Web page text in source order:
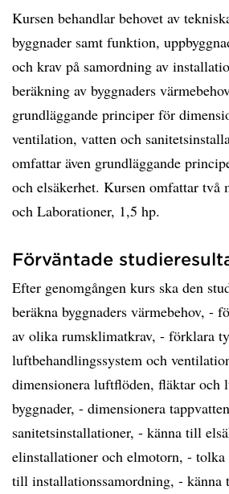
Kursen behandlar behovet av
byggnader samt funktion,
och krav på samordning av
beräkning av byggnaders
grundläggande principer för
ventilation, vatten och
omfattar även grundläggande
och elsäkerhet. Kursen omfattar två
och Laborationer, 1,5 hp.
Förväntade
Efter genomgången kurs ska den
beräkna byggnaders värmebehov, -
av olika rumsklimatkrav, - förklara
luftbehandlingssystem och
dimensionera luftflöden, fläktar och
byggnader, - dimensionera
sanitetsinstallationer, - känna till
elinstallationer och elmotorn, -
till installationssamordning, -